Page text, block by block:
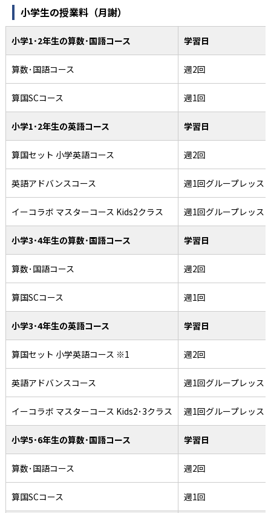
小学生の授業料（月謝）
小学1･2年生の算数･国語コース 学習日
算数･国語コース 週2回
算国SCコース 週1回
小学1･2年生の英語コース 学習日
算国セット 小学英語コース 週2回
英語アドバンスコース 週1回グループレッス
イーコラボ マスターコース Kids2クラス 週1回グループレッス
小学3･4年生の算数･国語コース 学習日
算数･国語コース 週2回
算国SCコース 週1回
小学3･4年生の英語コース 学習日
算国セット 小学英語コース ※1 週2回
英語アドバンスコース 週1回グループレッス
イーコラボ マスターコース Kids2･3クラス 週1回グループレッス
小学5･6年生の算数･国語コース 学習日
算数･国語コース 週2回
算国SCコース 週1回